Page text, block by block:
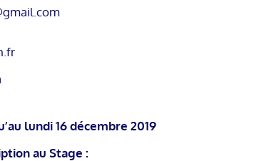
lundi 16 décembre 2019
au Stage :